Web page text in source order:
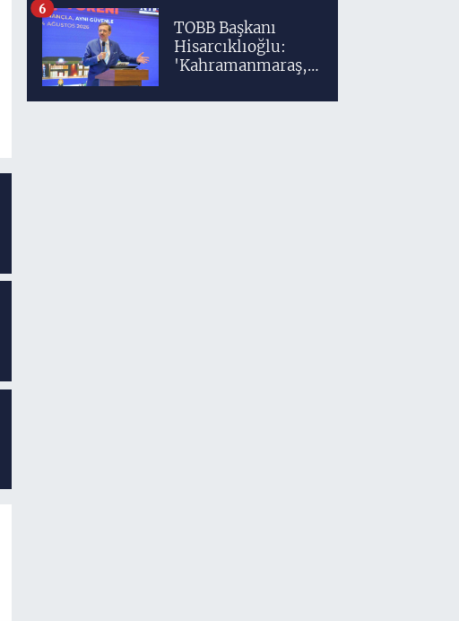
TOBB Başkanı
Hisarcıklıoğlu:
'Kahramanmaraş,
Türkiye
6